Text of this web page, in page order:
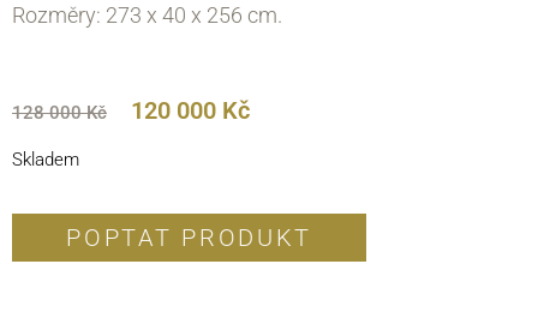
Rozměry: 273 x 40 х 256 cm.
128 000Kč 120 000 Kč
Skladem
POPTAT PRODUKT